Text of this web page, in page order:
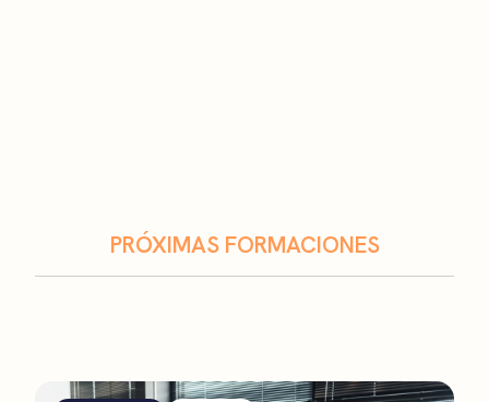
PRÓXIMAS FORMACIONES